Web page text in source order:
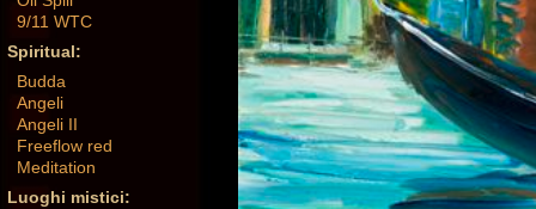
9/11 WTC
Spiritual:
Budda
Angeli
Angeli II
Freeflow red
Meditation
Luoghi mistici: